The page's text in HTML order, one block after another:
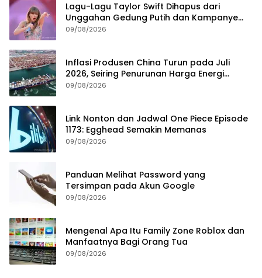
Lagu-Lagu Taylor Swift Dihapus dari
Unggahan Gedung Putih dan Kampanye
Trump
09/08/2026
Inflasi Produsen China Turun pada Juli
2026, Seiring Penurunan Harga Energi
Global
09/08/2026
Link Nonton dan Jadwal One Piece Episode
1173: Egghead Semakin Memanas
09/08/2026
Panduan Melihat Password yang
Tersimpan pada Akun Google
09/08/2026
Mengenal Apa Itu Family Zone Roblox dan
Manfaatnya Bagi Orang Tua
09/08/2026